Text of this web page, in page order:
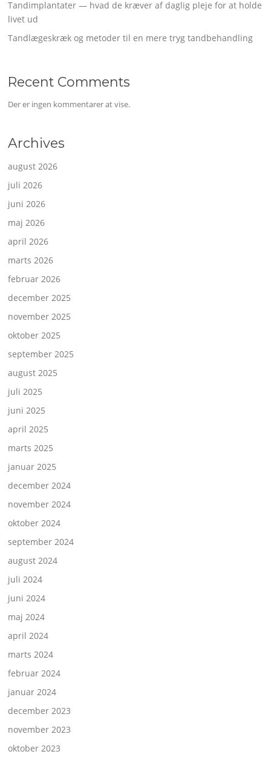
Tandimplantater — hvad de kræver af daglig pleje for at holde
livet ud
Tandlægeskræk og metoder til en mere tryg tandbehandling
Recent Comments
Der er ingen kommentarer at vise.
Archives
august 2026
juli 2026
juni 2026
maj 2026
april 2026
marts 2026
februar 2026
december 2025
november 2025
oktober 2025
september 2025
august 2025
juli 2025
juni 2025
april 2025
marts 2025
januar 2025
december 2024
november 2024
oktober 2024
september 2024
august 2024
juli 2024
juni 2024
maj 2024
april 2024
marts 2024
februar 2024
januar 2024
december 2023
november 2023
oktober 2023